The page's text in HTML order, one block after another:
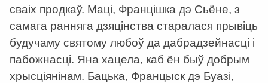
сваіх продкаў. Маці, Францішка дэ Сьёне, з
самага ранняга дзяцінства старалася прывіць
будучаму святому любоў да дабрадзейнасці і
пабожнасці. Яна хацела, каб ён быў добрым
хрысціянінам. Бацька, Францыск дэ Буазі,